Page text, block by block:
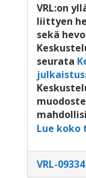
VRL:on
liittyen
sekä
seurata
Lue koko
VRL-09334